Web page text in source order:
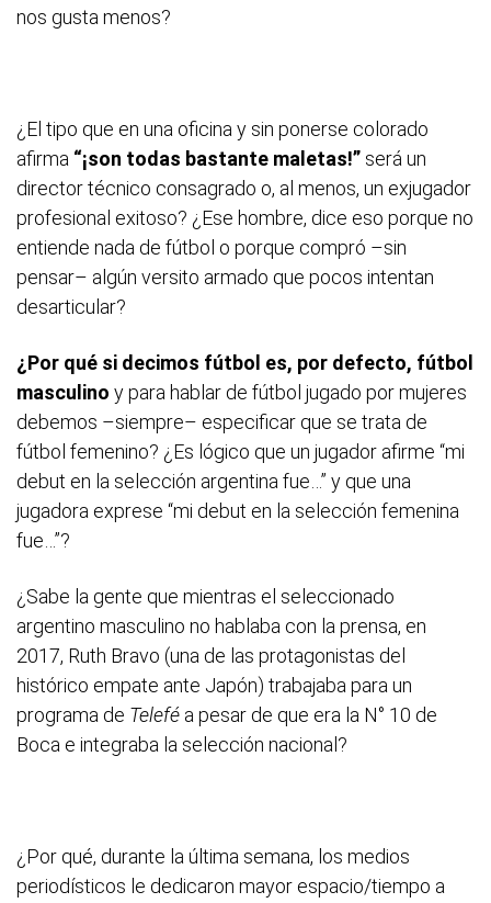
nos gusta menos?
¿El tipo que en una oficina y sin ponerse colorado
afirma “¡son todas bastante maletas!” será un
director técnico consagrado o, al menos, un exjugador
profesional exitoso? ¿Ese hombre, dice eso porque no
entiende nada de fútbol o porque compró –sin
pensar– algún versito armado que pocos intentan
desarticular?
¿Por qué si decimos fútbol es, por defecto, fútbol
masculino y para hablar de fútbol jugado por mujeres
debemos –siempre– especificar que se trata de
fútbol femenino? ¿Es lógico que un jugador afirme “mi
debut en la selección argentina fue…” y que una
jugadora exprese “mi debut en la selección femenina
fue…”?
¿Sabe la gente que mientras el seleccionado
argentino masculino no hablaba con la prensa, en
2017, Ruth Bravo (una de las protagonistas del
histórico empate ante Japón) trabajaba para un
programa de Telefé a pesar de que era la N° 10 de
Boca e integraba la selección nacional?
¿Por qué, durante la última semana, los medios
periodísticos le dedicaron mayor espacio/tiempo a